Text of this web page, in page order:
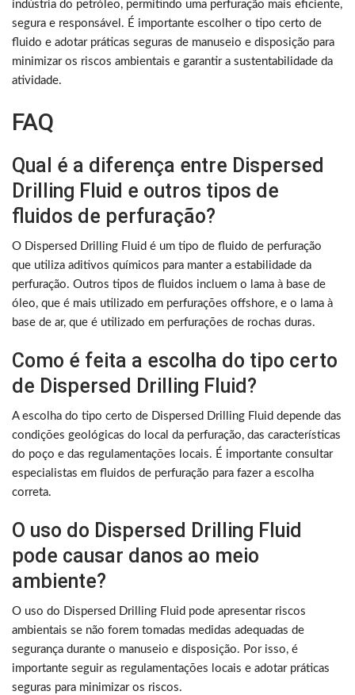
indústria do petróleo, permitindo uma perfuração mais eficiente,
segura e responsável. É importante escolher o tipo certo de
fluido e adotar práticas seguras de manuseio e disposição para
minimizar os riscos ambientais e garantir a sustentabilidade da
atividade.
FAQ
Qual é a diferença entre Dispersed
Drilling Fluid e outros tipos de
fluidos de perfuração?
O Dispersed Drilling Fluid é um tipo de fluido de perfuração
que utiliza aditivos químicos para manter a estabilidade da
perfuração. Outros tipos de fluidos incluem o lama à base de
óleo, que é mais utilizado em perfurações offshore, e o lama à
base de ar, que é utilizado em perfurações de rochas duras.
Como é feita a escolha do tipo certo
de Dispersed Drilling Fluid?
A escolha do tipo certo de Dispersed Drilling Fluid depende das
condições geológicas do local da perfuração, das características
do poço e das regulamentações locais. É importante consultar
especialistas em fluidos de perfuração para fazer a escolha
correta.
O uso do Dispersed Drilling Fluid
pode causar danos ao meio
ambiente?
O uso do Dispersed Drilling Fluid pode apresentar riscos
ambientais se não forem tomadas medidas adequadas de
segurança durante o manuseio e disposição. Por isso, é
importante seguir as regulamentações locais e adotar práticas
seguras para minimizar os riscos.